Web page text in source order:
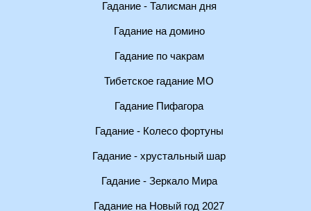
Гадание - Талисман дня
Гадание на домино
Гадание по чакрам
Тибетское гадание МО
Гадание Пифагора
Гадание - Колесо фортуны
Гадание - хрустальный шар
Гадание - Зеркало Мира
Гадание на Новый год 2027